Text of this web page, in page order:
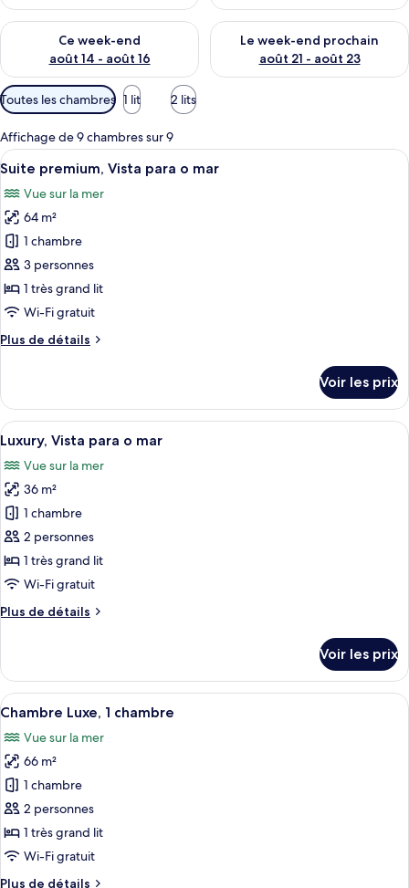
Ce week-end
août 14 - août 16
Vérifier la disponibilité pour ce week-end août 14 - août 16
Le week-end prochain
août 21 - août 23
Vérifier la disponibilité pour
Filtres
disponibles
pour
les
chambres
Toutes les chambres 1 lit 2 lits
Affichage de 9 chambres sur 9
Afficher
toutes
les
photos
pour
ce
type
de
chambre :
Suite
para
o
mar
Une chambre d’hôtel moderne,
4
Suite premium, Vista para o mar
Vue sur la mer
64 m²
1 chambre
3 personnes
1 très grand lit
Wi-Fi gratuit
Plus de détails
Plus
le
type
de
chambre
Suite
premium,
Vista
para
o
mar
Voir les prix
Afficher
toutes
les
photos
pour
ce
type
de
chambre :
Luxury,
o
mar
Une chambre d’hôtel comprenant
3
Luxury, Vista para o mar
Vue sur la mer
36 m²
1 chambre
2 personnes
1 très grand lit
Wi-Fi gratuit
Plus de détails
Plus
le
type
de
Luxury,
Vista
para
o
mar
Voir les prix
Afficher
toutes
les
photos
pour
ce
type
de
chambre :
Une chambre d’hôtel avec un grand
4
Chambre Luxe, 1 chambre
Vue sur la mer
66 m²
1 chambre
2 personnes
1 très grand lit
Wi-Fi gratuit
Plus de détails
Plus